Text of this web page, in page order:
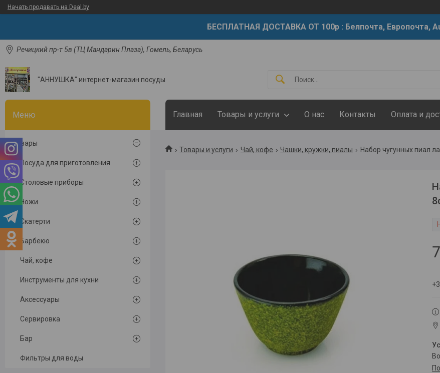
Начать продавать на Deal.by
БЕСПЛАТНАЯ ДОСТАВКА ОТ 100р : Белпочта, Европочта,
Речицкий пр-т 5в (ТЦ Мандарин Плаза), Гомель, Беларусь
"АННУШКА" интернет-магазин посуды
Главная Товары и услуги О нас Контакты Оплата и
Товары и услуги Чай, кофе Чашки, кружки, пиалы Набор чугунных пиал
Товары
Посуда для приготовления
Столовые приборы
Ножи
Скатерти
Барбекю
Чай, кофе
Инструменты для кухни
Аксессуары
Сервировка
Бар
Фильтры для воды